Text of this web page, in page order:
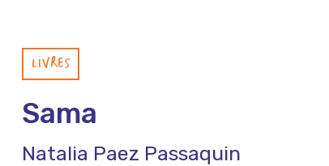
LIVRES
Sama
Natalia Paez Passaquin